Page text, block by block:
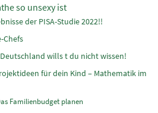
so unsexy ist
der PISA-Studie 2022!!
Chefs
wills t du nicht wissen!
für dein Kind – Mathematik im
Familienbudget planen